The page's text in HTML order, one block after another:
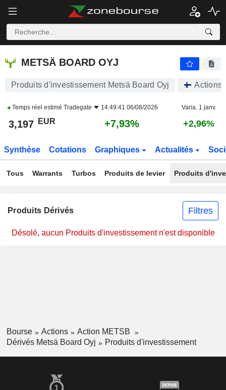
METSÄ BOARD OYJ
METSÄ BOARD OYJ
Produits d'investissement Metsä Board Oyj Actions
Temps réel estimé Tradegate 14:49:41 06/08/2026 Varia. 1 janv.
3,197 EUR +7,93% +2,96%
Synthèse Cotations Graphiques Actualités
Tous Warrants Turbos Produits de levier Produits
Produits Dérivés Filtres
Désolé, aucun Produits d'investissement n'est disponible
Bourse Actions
Action METSB
Dérivés Metsä Board Oyj
Produits d'investissement